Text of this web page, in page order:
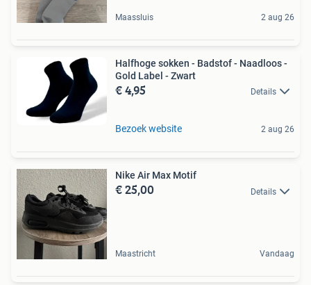
Maassluis 2 aug 26
Halfhoge sokken - Badstof - Naadloos -
Gold Label - Zwart
€ 4,95 Details
Bezoek website 2 aug 26
Nike Air Max Motif
€ 25,00 Details
Maastricht Vandaag